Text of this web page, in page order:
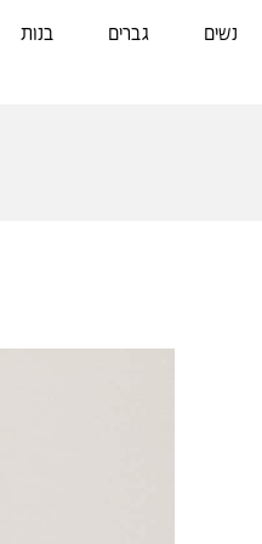
נשים גברים בנות